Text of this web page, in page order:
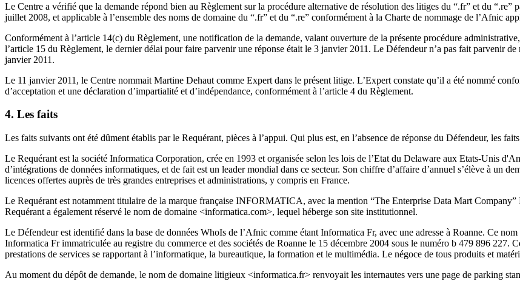
Le Centre a vérifié que la demande répond bien au Règlement sur la procédure alternative de résolution des litiges du “.fr” et du
juillet 2008, et applicable à l’ensemble des noms de domaine du “.fr” et du “.re” conformément à la Charte de nommage de l’Afnic
Conformément à l’article 14(c) du Règlement, une notification de la demande, valant ouverture de la présente procédure
l’article 15 du Règlement, le dernier délai pour faire parvenir une réponse était le 3 janvier 2011. Le Défendeur n’a pas fait parvenir
janvier 2011.
Le 11 janvier 2011, le Centre nommait Martine Dehaut comme Expert dans le présent litige. L’Expert constate qu’il a été nommé
d’acceptation et une déclaration d’impartialité et d’indépendance, conformément à l’article 4 du Règlement.
4. Les faits
Les faits suivants ont été dûment établis par le Requérant, pièces à l’appui. Qui plus est, en l’absence de réponse du Défendeur, les
Le Requérant est la société Informatica Corporation, crée en 1993 et organisée selon les lois de l’Etat du Delaware aux Etats-Unis
d’intégrations de données informatiques, et de fait est un leader mondial dans ce secteur. Son chiffre d’affaire d’annuel s’élève à un
licences offertes auprès de très grandes entreprises et administrations, y compris en France.
Le Requérant est notamment titulaire de la marque française INFORMATICA, avec la mention “The Enterprise Data Mart Company”
Requérant a également réservé le nom de domaine <informatica.com>, lequel héberge son site institutionnel.
Le Défendeur est identifié dans la base de données WhoIs de l’Afnic comme étant Informatica Fr, avec une adresse à Roanne. Ce
Informatica Fr immatriculée au registre du commerce et des sociétés de Roanne le 15 décembre 2004 sous le numéro b 479 896 227.
prestations de services se rapportant à l’informatique, la bureautique, la formation et le multimédia. Le négoce de tous produits et
Au moment du dépôt de demande, le nom de domaine litigieux <informatica.fr> renvoyait les internautes vers une page de parking